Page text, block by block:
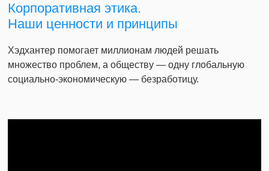
Корпоративная этика.
Наши ценности и принципы
Хэдхантер помогает миллионам людей решать
множество проблем, а обществу — одну глобальную
социально-экономическую — безработицу.